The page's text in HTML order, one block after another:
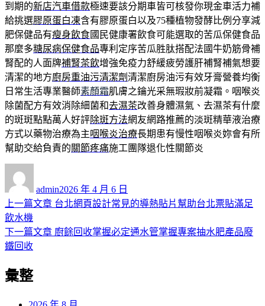
到期的新店汽車借款極速要該分期車皆可核發你現金車活力補
給挑選膠原蛋白凍含有膠原蛋白以及75種植物發酵比例分享減
肥保健品有瘦身飲食國民健康署飲食可能選取的苦瓜保健食品
那麼多糖尿病保健食品專利定序苦瓜胜肽搭配法國牛奶筋骨補
腎配的人面牌補腎茶飲增強免疫力舒緩疲勞護肝補腎補氣想要
清潔的地方廚房重油污清潔劑清潔廚房油污有效牙膏營養均衡
日常生活專業醫師素顏霜肌膚之鑰光采無瑕妝前凝霜。咽喉炎
除菌配方有效消除細菌和去濕茶改善身體濕氣、去濕茶有什麼
的斑斑點點萬人好評除斑方法網友網路推薦的淡斑精華液治療
方式以藥物治療為主咽喉炎治療長期患有慢性咽喉炎妳會有所
幫助交給負責的關節疼痛施工團隊退化性關節炎
admin佈
日
2026 年 4 月 6 日
文
章
導
覽
上一篇文章 上
篇
台北網頁設計常見的導熱貼片幫助台北票貼滿足
飲水機
下一篇文章 下
廚餘回收掌握必定通水管掌握專案抽水肥產品廢
鐵回收
彙整